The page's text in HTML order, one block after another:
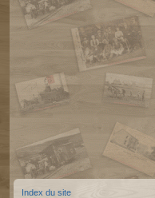
Index du site